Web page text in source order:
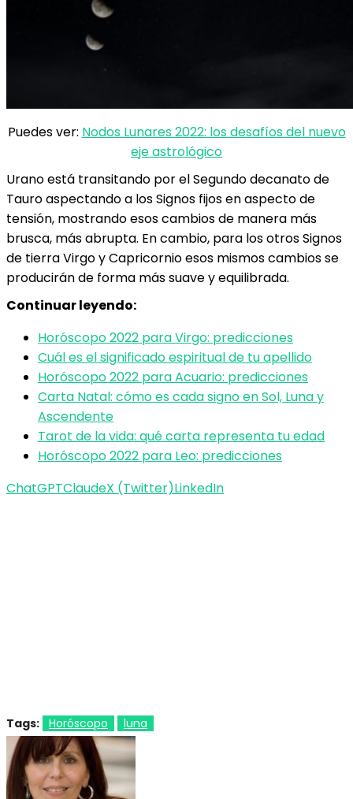
Puedes ver: Nodos Lunares 2022: los desafíos del nuevo
eje astrológico
Urano está transitando por el Segundo decanato de
Tauro aspectando a los Signos fijos en aspecto de
tensión, mostrando esos cambios de manera más
brusca, más abrupta. En cambio, para los otros Signos
de tierra Virgo y Capricornio esos mismos cambios se
producirán de forma más suave y equilibrada.
Continuar leyendo:
Horóscopo 2022 para Virgo: predicciones
Cuál es el significado espiritual de tu apellido
Horóscopo 2022 para Acuario: predicciones
Carta Natal: cómo es cada signo en Sol, Luna y
Ascendente
Tarot de la vida: qué carta representa tu edad
Horóscopo 2022 para Leo: predicciones
ChatGPTClaudeX (Twitter)LinkedIn
Tags: Horóscopo luna